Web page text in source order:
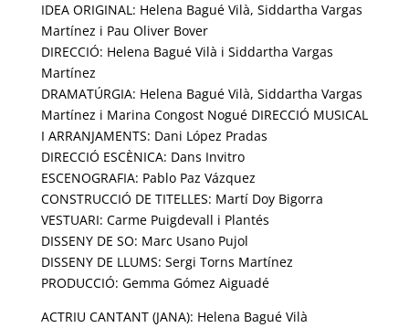
IDEA ORIGINAL: Helena Bagué Vilà, Siddartha Vargas
Martínez i Pau Oliver Bover
DIRECCIÓ: Helena Bagué Vilà i Siddartha Vargas
Martínez
DRAMATÚRGIA: Helena Bagué Vilà, Siddartha Vargas
Martínez i Marina Congost Nogué DIRECCIÓ MUSICAL
I ARRANJAMENTS: Dani López Pradas
DIRECCIÓ ESCÈNICA: Dans Invitro
ESCENOGRAFIA: Pablo Paz Vázquez
CONSTRUCCIÓ DE TITELLES: Martí Doy Bigorra
VESTUARI: Carme Puigdevall i Plantés
DISSENY DE SO: Marc Usano Pujol
DISSENY DE LLUMS: Sergi Torns Martínez
PRODUCCIÓ: Gemma Gómez Aiguadé
ACTRIU CANTANT (JANA): Helena Bagué Vilà